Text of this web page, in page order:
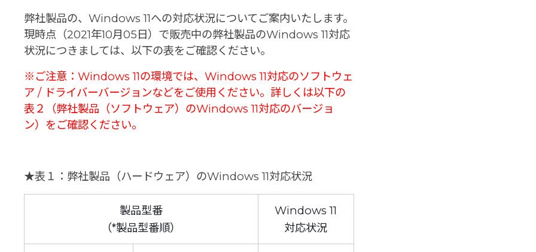
弊社製品の、Windows 11への対応状況についてご案内いたします。
現時点（2021年10月05日）で販売中の弊社製品のWindows 11対応
状況につきましては、以下の表をご確認ください。
※ご注意：Windows 11の環境では、Windows 11対応のソフトウェ
ア / ドライバーバージョンなどをご使用ください。詳しくは以下の
表２（弊社製品（ソフトウェア）のWindows 11対応のバージョ
ン）をご確認ください。
★表１：弊社製品（ハードウェア）のWindows 11対応状況
製品型番
（*製品型番順）
Windows 11
対応状況